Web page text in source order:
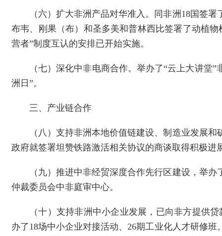
（六）扩大非洲产品对华准入。同非洲18国签
布韦、刚果（布）和圣多美和普林西比签署了动植
营者”制度互认的安排已开始实施。
（七）深化中非电商合作。举办了“云上大讲堂
洲日”。
三、产业链合作
（八）支持非洲本地价值链建设、制造业发展
政府就签署坦赞铁路激活相关协议的商谈取得积极进
（九）推进中非经贸深度合作先行区建设，举
仲裁委员会中非庭审中心。
（十）支持非洲中小企业发展，已向非方提供
办了18场中小企业对接活动、26期工业化人才研修